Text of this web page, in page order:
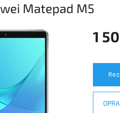
Matepad M5
1
cena: